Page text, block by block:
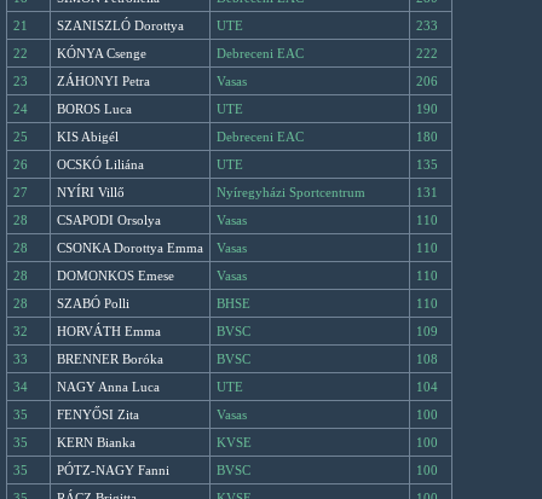
21
SZANISZLÓ Dorottya UTE
233
22
KÓNYA Csenge Debreceni EAC
222
23
ZÁHONYI Petra Vasas
206
24
BOROS Luca UTE
190
25
KIS Abigél Debreceni EAC
180
26
OCSKÓ Liliána UTE
135
27
NYÍRI Villő Nyíregyházi Sportcentrum
131
28
CSAPODI Orsolya Vasas
110
28
CSONKA Dorottya Emma Vasas
110
28
DOMONKOS Emese Vasas
110
28
SZABÓ Polli BHSE
110
32
HORVÁTH Emma BVSC
109
33
BRENNER Boróka BVSC
108
34
NAGY Anna Luca UTE
104
35
FENYŐSI Zita Vasas
100
35
KERN Bianka KVSE
100
35
PÓTZ-NAGY Fanni BVSC
100